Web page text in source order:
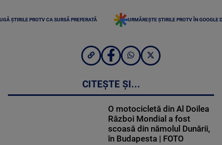
ȘTIRILE PROTV CA SURSĂ PREFERATĂ URMĂREȘTE ȘTIRILE PROTV ÎN GOOGLE
CITEȘTE ȘI...
O motocicletă din Al Doilea
Război Mondial a fost
scoasă din nămolul Dunării,
în Budapesta | FOTO